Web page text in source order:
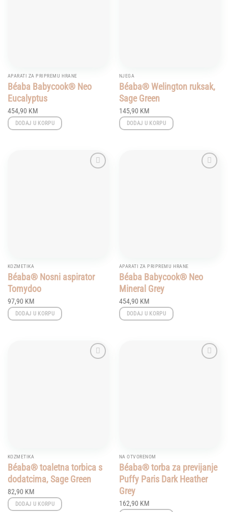
APARATI ZA PRIPREMU HRANE
Béaba Babycook® Neo
Eucalyptus
454,90 KM
DODAJ U KORPU
NJEGA
Béaba® Welington ruksak,
Sage Green
145,90 KM
DODAJ U KORPU
KOZMETIKA
Béaba® Nosni aspirator
Tomydoo
97,90 KM
DODAJ U KORPU
APARATI ZA PRIPREMU HRANE
Béaba Babycook® Neo
Mineral Grey
454,90 KM
DODAJ U KORPU
KOZMETIKA
Béaba® toaletna torbica s
dodatcima, Sage Green
82,90 KM
DODAJ U KORPU
NA OTVORENOM
Béaba® torba za previjanje
Puffy Paris Dark Heather
Grey
162,90 KM